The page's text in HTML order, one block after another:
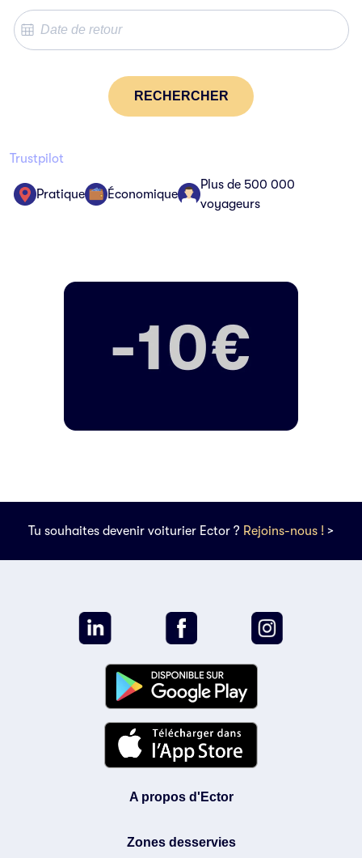
votre choix !
Les cookies nous fournissent des
informations précieuses pour optimiser votre expérience sur le site,
mesurer notre audience et la performance de nos campagnes. En
pouvez modifier votre choix à tout moment en cliquant sur le lien
Pour modifier vos préférences par la suite, cliquez sur le lien
RECHERCHER
Trustpilot
Pratique Économique
Plus de 500 000
voyageurs
Tu souhaites devenir voiturier Ector ? Rejoins-nous ! >
A propos d'Ector
Zones desservies